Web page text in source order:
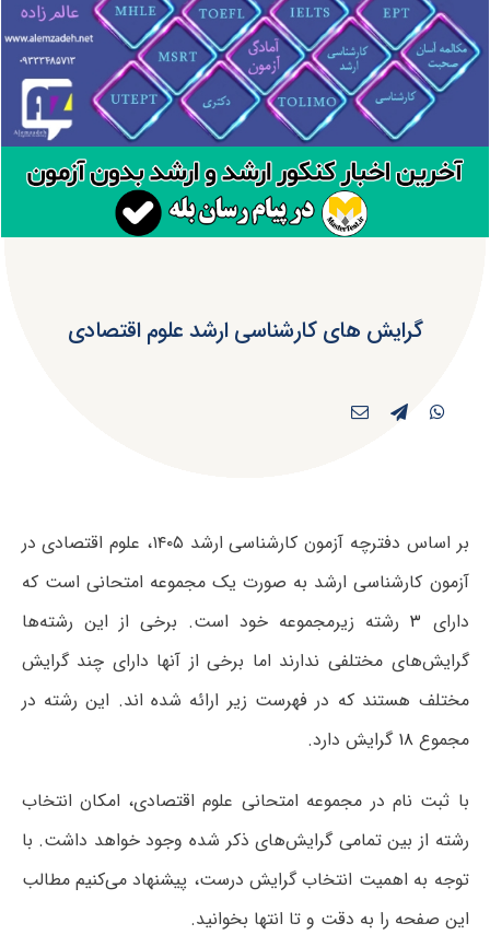
گرایش های کارشناسی ارشد علوم اقتصادی
بر اساس دفترچه آزمون کارشناسی ارشد ۱۴۰۵، علوم اقتصادی در
آزمون کارشناسی ارشد به صورت یک مجموعه امتحانی است که
دارای ۳رشته زیرمجموعه خود است. برخی از این رشته‌ها
گرایش‌های مختلفی ندارند اما برخی از آنها دارای چند گرایش
مختلف هستند که در فهرست زیر ارائه شده اند. این رشته در
مجموع۱۸ گرایش دارد.
با ثبت نام در مجموعه امتحانی علوم اقتصادی، امکان انتخاب
رشته از بین تمامی گرایش‌های ذکر شده وجود خواهد داشت. با
توجه به اهمیت انتخاب گرایش درست، پیشنهاد می‌کنیم مطالب
این صفحه را به دقت و تا انتها بخوانید.